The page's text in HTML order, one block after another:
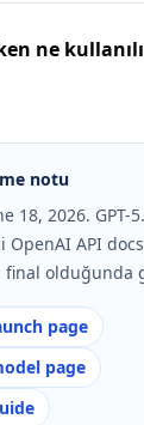
ne
notu
18, 2026. GPT-
API
final olduğunda
page
page